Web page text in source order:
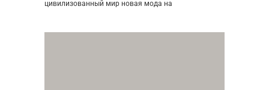
цивилизованный мир новая мода на